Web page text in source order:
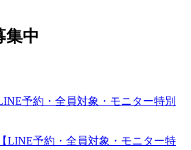
集中
予約・全員対象・モニター特別